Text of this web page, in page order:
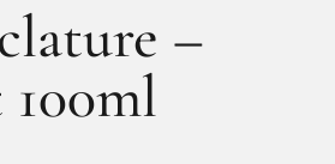
Raumdüfte
im Ladenlokal
Marken
–